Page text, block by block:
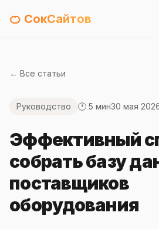
🍊 СокСайтов
← Все статьи
Руководство 🕐 5 мин30 мая
Эффективный
собрать базу
поставщиков
оборудования